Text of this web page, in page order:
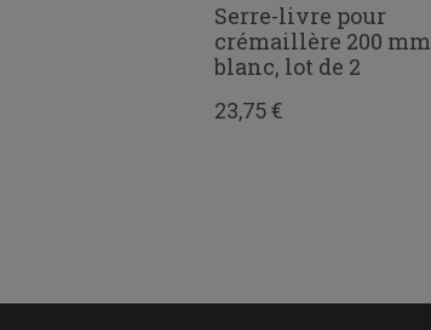
Serre-livre pour
crémaillère 200 mm
blanc, lot de 2
23,75 €